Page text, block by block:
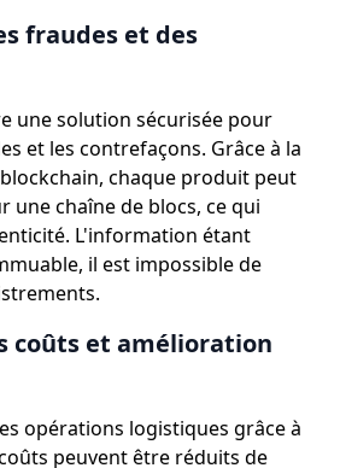
fraudes et des
une solution sécurisée pour
et les contrefaçons. Grâce à la
chaque produit peut
une chaîne de blocs, ce qui
L'information étant
il est impossible de
coûts et amélioration
opérations logistiques grâce à
peuvent être réduits de